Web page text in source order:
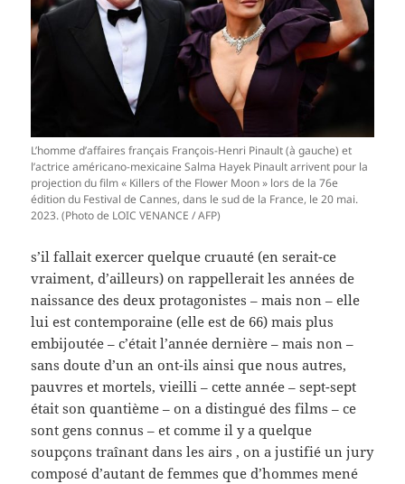
L’homme d’affaires français François-Henri Pinault (à gauche) et
l’actrice américano-mexicaine Salma Hayek Pinault arrivent pour la
projection du film « Killers of the Flower Moon » lors de la 76e
édition du Festival de Cannes, dans le sud de la France, le 20 mai.
2023. (Photo de LOIC VENANCE / AFP)
s’il fallait exercer quelque cruauté (en serait-ce
vraiment, d’ailleurs) on rappellerait les années de
naissance des deux protagonistes – mais non – elle
lui est contemporaine (elle est de 66) mais plus
embijoutée – c’était l’année dernière – mais non –
sans doute d’un an ont-ils ainsi que nous autres,
pauvres et mortels, vieilli – cette année – sept-sept
était son quantième – on a distingué des films – ce
sont gens connus – et comme il y a quelque
soupçons traînant dans les airs , on a justifié un jury
composé d’autant de femmes que d’hommes mené